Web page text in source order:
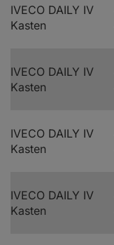
IVECO DAILY IV
Kasten
IVECO DAILY IV
Kasten
IVECO DAILY IV
Kasten
IVECO DAILY IV
Kasten